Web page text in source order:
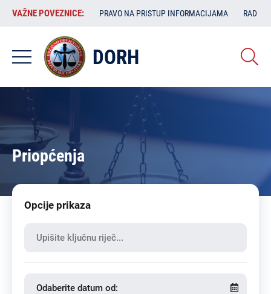
Skoči
sadržaj
VAŽNE
POVEZNICE:
VAŽNE POVEZNICE: PRAVO NA PRISTUP INFORMACIJAMA RAD
DORH
Priopćenja
Opcije prikaza
Odaberite datum od: